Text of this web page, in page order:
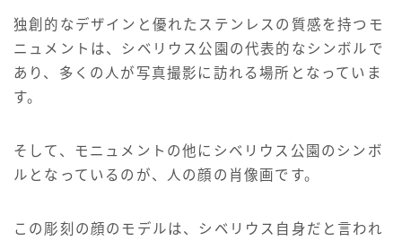
独創的なデザインと優れたステンレスの質感を持つモ
ニュメントは、シベリウス公園の代表的なシンボルで
あり、多くの人が写真撮影に訪れる場所となっていま
す。
そして、モニュメントの他にシベリウス公園のシンボ
ルとなっているのが、人の顔の肖像画です。
この彫刻の顔のモデルは、シベリウス自身だと言われ